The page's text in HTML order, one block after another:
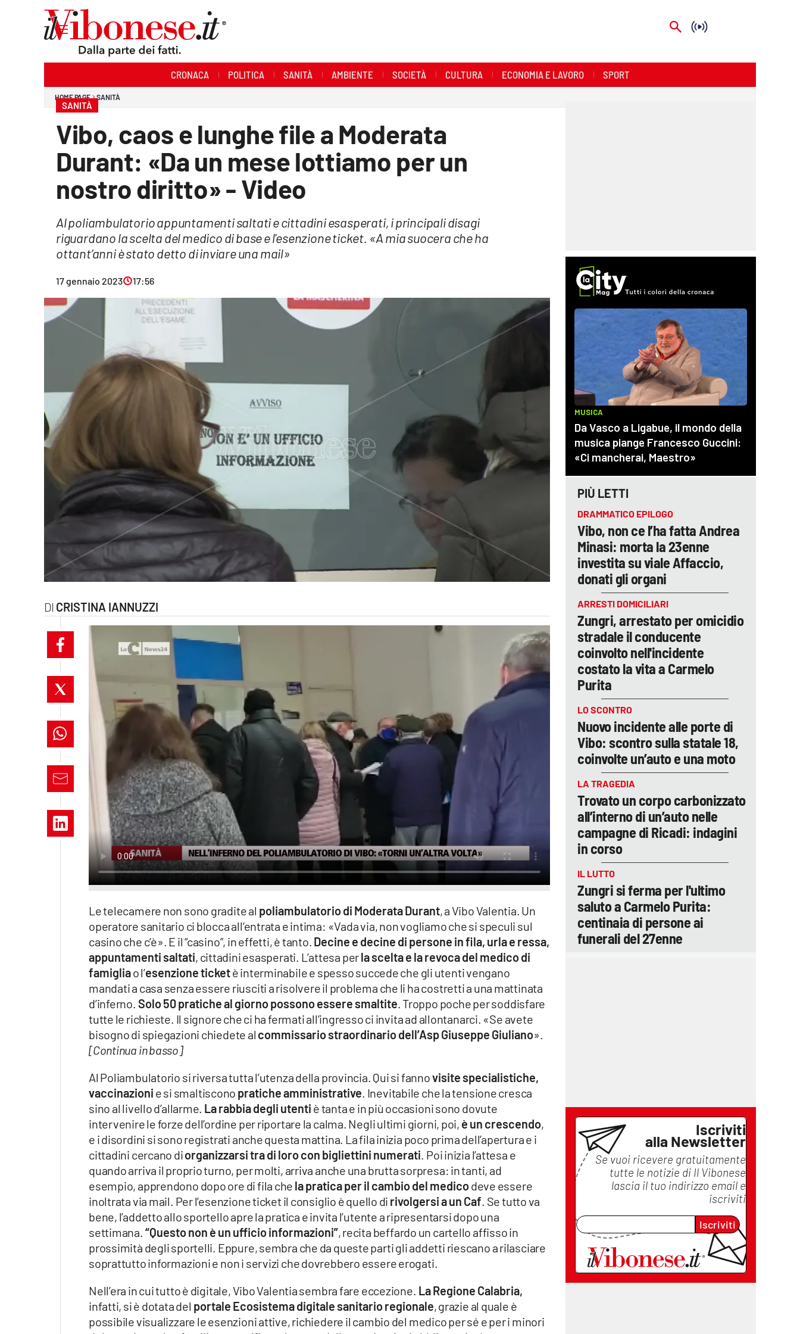
Economia e Lavoro
Lac Network
lacitymag.it
cosenzachannel.it
catanzarochannel.it
lacapitalenews.it
Vai
CRONACA POLITICA SANITÀ AMBIENTE SOCIETÀ CULTURA ECONOMIA E LAVORO SPORT
HOME PAGE SANITÀ
SANITÀ
Vibo, caos e lunghe file a Moderata
Durant: «Da un mese lottiamo per un
nostro diritto» - Video
Al poliambulatorio appuntamenti saltati e cittadini esasperati, i principali disagi
riguardano la scelta del medico di base e l'esenzione ticket. «A mia suocera che ha
ottant’anni è stato detto di inviare una mail»
17 gennaio 2023 17:56
CRISTINA IANNUZZI
Le telecamere non sono gradite al poliambulatorio di Moderata Durant, a Vibo Valentia. Un
operatore sanitario ci blocca all’entrata e intima: «Vada via, non vogliamo che si speculi sul
casino che c’è». E il “casino”, in effetti, è tanto. Decine e decine di persone in fila, urla e ressa,
appuntamenti saltati, cittadini esasperati. L’attesa perla scelta e la revoca del medico di
famigliao l’esenzione ticketè interminabile e spesso succede che gli utenti vengano
mandati a casa senza essere riusciti a risolvere il problema che li ha costretti a una mattinata
d’inferno. Solo 50 pratiche al giorno possono essere smaltite. Troppo poche per soddisfare
tutte le richieste. Il signore che ci ha fermati all’ingresso ci invita ad allontanarci. «Se avete
bisogno di spiegazioni chiedete al commissario straordinario dell’Asp Giuseppe Giuliano».
[Continua in basso]
Al Poliambulatorio si riversa tutta l’utenza della provincia. Qui si fannovisite specialistiche,
vaccinazioni e si smaltiscono pratiche amministrative. Inevitabile che la tensione cresca
sino al livello d’allarme. La rabbia degli utenti è tanta e in più occasioni sono dovute
intervenire le forze dell’ordine per riportare la calma. Negli ultimi giorni, poi, è un crescendo,
e i disordini si sono registrati anche questa mattina. La fila inizia poco prima dell’apertura e i
cittadini cercano diorganizzarsi tra di loro con bigliettini numerati. Poi inizia l’attesa e
quando arriva il proprio turno, per molti, arriva anche una brutta sorpresa: in tanti, ad
esempio, apprendono dopo ore di fila che la pratica per il cambio del medicodeve essere
inoltrata via mail. Per l’esenzione ticket il consiglio è quello di rivolgersi a un Caf. Se tutto va
bene, l’addetto allo sportello apre la pratica e invita l’utente a ripresentarsi dopo una
settimana. “Questo non è un ufficio informazioni”, recita beffardo un cartello affisso in
prossimità degli sportelli. Eppure, sembra che da queste parti gli addetti riescano a rilasciare
soprattutto informazioni e non i servizi che dovrebbero essere erogati.
Nell’era in cui tutto è digitale, Vibo Valentia sembra fare eccezione. La Regione Calabria,
infatti, si è dotata del portale Ecosistema digitale sanitario regionale, grazie al quale è
possibile visualizzare le esenzioni attive, richiedere il cambio del medico per sé e per i minori
PIÙ LETTI
DRAMMATICO EPILOGO
Vibo, non ce l’ha fatta Andrea
Minasi: morta la 23enne
investita su viale Affaccio,
donati gli organi
ARRESTI DOMICILIARI
Zungri, arrestato per omicidio
stradale il conducente
coinvolto nell'incidente
costato la vita a Carmelo
Purita
LO SCONTRO
Nuovo incidente alle porte di
Vibo: scontro sulla statale 18,
coinvolte un’auto e una moto
LA TRAGEDIA
Trovato un corpo carbonizzato
all’interno di un’auto nelle
campagne di Ricadi: indagini
in corso
IL LUTTO
Zungri si ferma per l'ultimo
saluto a Carmelo Purita:
centinaia di persone ai
funerali del 27enne
Iscriviti
alla Newsletter
Se vuoi ricevere gratuitamente
tutte le notizie di Il Vibonese
lascia il tuo indirizzo email e
iscriviti
Iscriviti